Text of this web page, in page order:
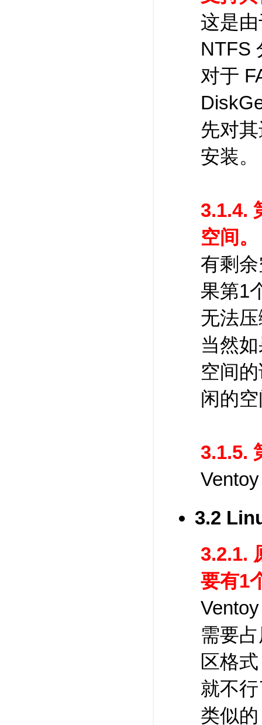
这是
NTFS
对于
先对
安装。
3.1.4.
空间。
有剩
果第1
无法
当然
空间
闲的
3.1.5.
3.2
3.2.1.
要有1
需要
区格
就不
类似